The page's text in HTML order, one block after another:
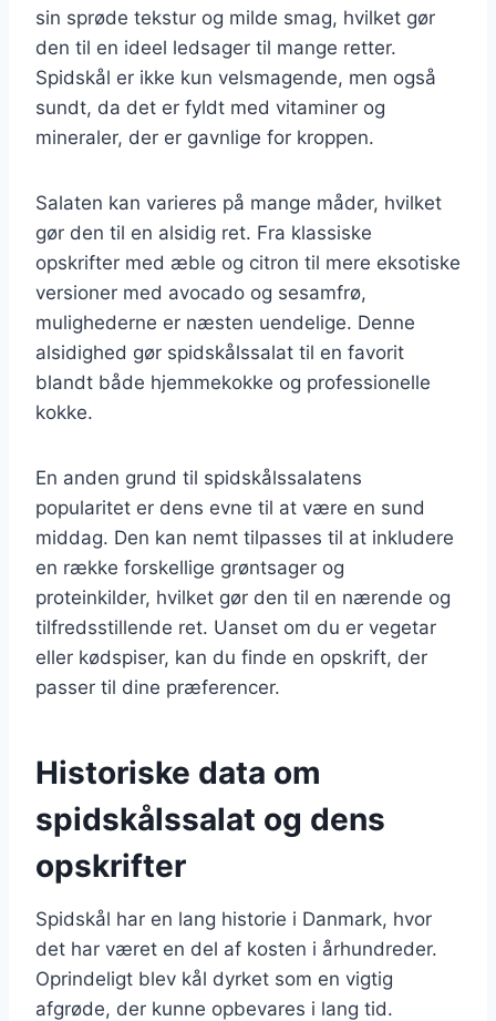
sin sprøde tekstur og milde smag, hvilket gør
den til en ideel ledsager til mange retter.
Spidskål er ikke kun velsmagende, men også
sundt, da det er fyldt med vitaminer og
mineraler, der er gavnlige for kroppen.
Salaten kan varieres på mange måder, hvilket
gør den til en alsidig ret. Fra klassiske
opskrifter med æble og citron til mere eksotiske
versioner med avocado og sesamfrø,
mulighederne er næsten uendelige. Denne
alsidighed gør spidskålssalat til en favorit
blandt både hjemmekokke og professionelle
kokke.
En anden grund til spidskålssalatens
popularitet er dens evne til at være en sund
middag. Den kan nemt tilpasses til at inkludere
en række forskellige grøntsager og
proteinkilder, hvilket gør den til en nærende og
tilfredsstillende ret. Uanset om du er vegetar
eller kødspiser, kan du finde en opskrift, der
passer til dine præferencer.
Historiske data om
spidskålssalat og dens
opskrifter
Spidskål har en lang historie i Danmark, hvor
det har været en del af kosten i århundreder.
Oprindeligt blev kål dyrket som en vigtig
afgrøde, der kunne opbevares i lang tid.